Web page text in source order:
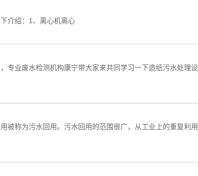
介绍：1、离心机离心
专业废水检测机构康宁带大家来共同学习一下造纸污水
被称为污水回用。污水回用的范围很广，从工业上的重